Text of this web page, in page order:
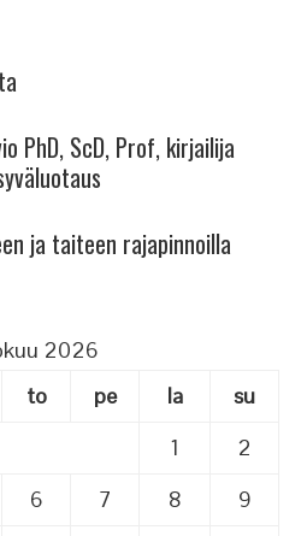
PhD, ScD, Prof, kirjailija
ja taiteen rajapinnoilla
2026
to pe la
su
1
2
6 7 8
9